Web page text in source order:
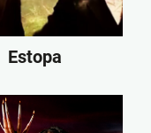
Estopa